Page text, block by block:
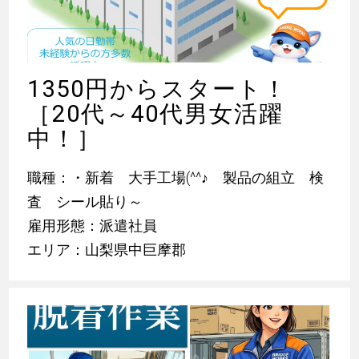
1350円からスタート！
［20代～40代男女活躍
中！］
職種：・新着 大手工場(^^♪ 製品の組立 検
査 シール貼り～
雇用形態：派遣社員
エリア：山梨県中巨摩郡